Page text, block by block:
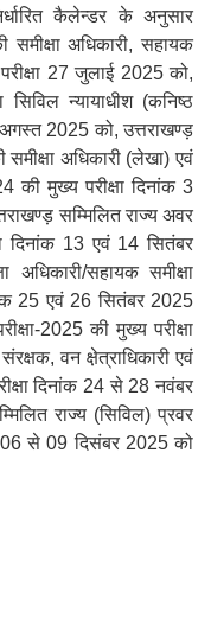
कैलेन्डर के अनुसार
समीक्षा अधिकारी, सहायक
परीक्षा 27 जुलाई 2025 को,
सिविल न्यायाधीश (कनिष्ठ
अगस्त 2025 को, उत्तराखण्ड़
अधिकारी (लेखा) एवं
की मुख्य परीक्षा दिनांक 3
सम्मिलित राज्य अवर
दिनांक 13 एवं 14 सितंबर
अधिकारी/सहायक समीक्षा
25 एवं 26 सितंबर 2025
2025 की मुख्य परीक्षा
वन क्षे़त्राधिकारी एवं
दिनांक 24 से 28 नवंबर
राज्य (सिविल) प्रवर
06 से 09 दिसंबर 2025 को